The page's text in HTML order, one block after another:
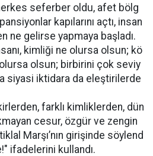
seferber oldu, afet bölg
kapılarını açtı, insan
ne gelirse yapmaya başladı.
kimliği ne olursa olsun; kö
olsun; birbirini çok seviy
siyasi iktidara da eleştirilerde
farklı kimliklerden, dün
cesur, özgür ve zengin
Marşı’nın girişinde söylend
ifadelerini kullandı.